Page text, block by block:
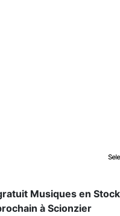
Musiques en
à Scionzier